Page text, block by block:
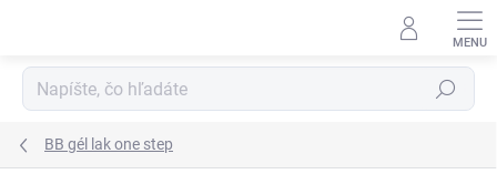
Hľadať
BB gél lak one step